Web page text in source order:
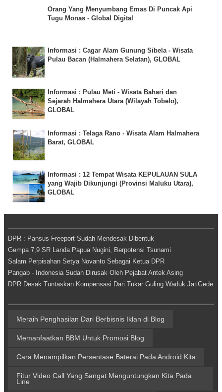
Orang Yang Menyumbang Emas Di Puncak Api
Tugu Monas - Global Digital
Informasi : Cagar Alam Gunung Sibela - Wisata
Pulau Bacan (Halmahera Selatan), GLOBAL
Informasi : Pulau Meti - Wisata Bahari dan
Sejarah Halmahera Utara (Wilayah Tobelo),
GLOBAL
Informasi : Telaga Rano - Wisata Alam Halmahera
Barat, GLOBAL
Informasi : 12 Tempat Wisata KEPULAUAN SULA
yang Wajib Dikunjungi (Provinsi Maluku Utara),
GLOBAL
DPR : Pansus Freeport Sudah Mendesak Dibentuk
Gempa 7,9 SR Landa Papua Nugini, Berpotensi Tsunami
Salam Perpisahan Setya Novanto Sebagai Ketua DPR
Pangab - Indonesia Sudah Dirusak Oleh Pejabat Antek Asing
DPR Desak Tuntaskan Kompensasi Dari Tukar Guling Waduk JatiGede
Meraih Penghasilan Dari Berbisnis Iklan di Blog
Memanfaatkan BBM Untuk Promosi Blog
Cara Menampilkan Persentase Baterai Pada Android Kita
Fitur Video Call Yang Sangat Menguntungkan Kita Pada
Line